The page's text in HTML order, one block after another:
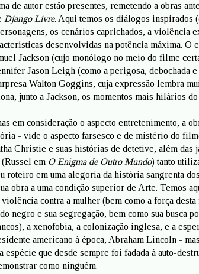
de autor estão presentes, remetendo a obras
Django Livre. Aqui temos os diálogos inspirados
os cenários caprichados, a violência
desenvolvidas na potência máxima. O
Jackson (cujo monólogo no meio do filme
Jason Leigh (como a perigosa, debochada e
Walton Goggins, cuja expressão lembra
junto a Jackson, os momentos mais hilários
em consideração o aspecto entretenimento, a
- vide o aspecto farsesco e de mistério do
Christie e suas histórias de detetive, além das
em O Enigma de Outro Mundo) tanto
roteiro em uma alegoria da história sangrenta
obra a uma condição superior de Arte. Temos
contra a mulher (bem como a força
negro e sua segregação, bem como sua busca
a xenofobia, a colonização inglesa, e a
americano à época, Abraham Lincoln -
espécie que desde sempre foi fadada à auto-
como ninguém.